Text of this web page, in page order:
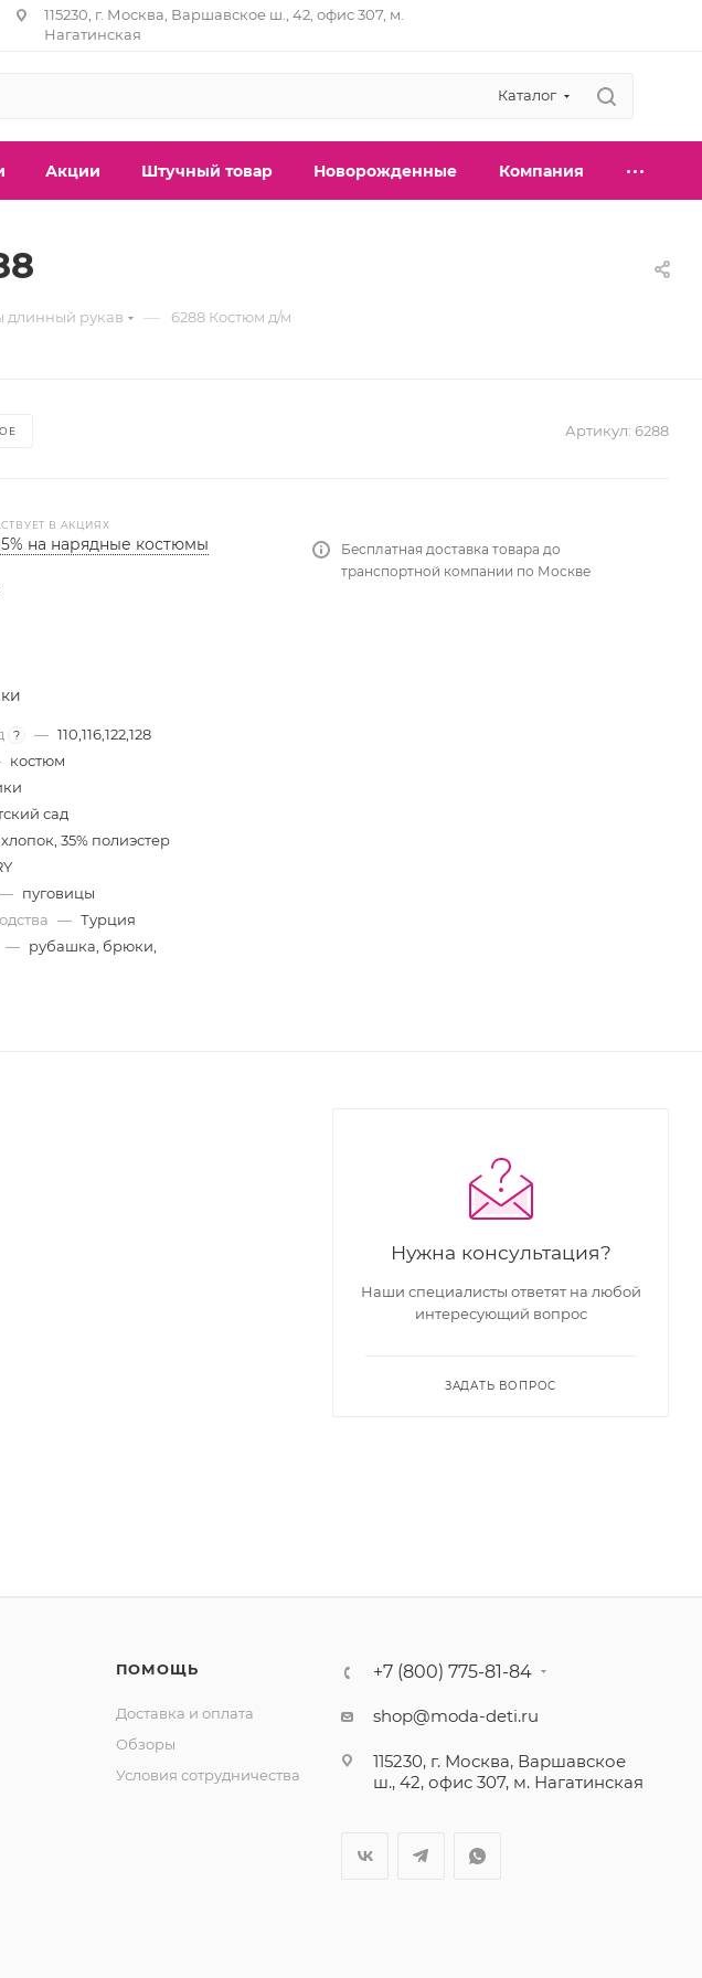
115230, г. Москва, Варшавское ш., 42, офис 307, м.
Нагатинская
Каталог
Акции Штучный товар Новорожденные Компания
длинный рукав — 6288 Костюм д/м
Артикул: 6288
В АКЦИЯХ
на нарядные костюмы
? — 110,116,122,128
костюм
сад
хлопок, 35% полиэстер
— пуговицы
— Турция
— рубашка, брюки,
Бесплатная доставка товара до
транспортной компании по Москве
Нужна консультация?
Наши специалисты ответят на любой
интересующий вопрос
ЗАДАТЬ ВОПРОС
ПОМОЩЬ
Доставка и оплата
Обзоры
Условия сотрудничества
+7 (800) 775-81-84
shop@moda-deti.ru
115230, г. Москва, Варшавское
ш., 42, офис 307, м. Нагатинская